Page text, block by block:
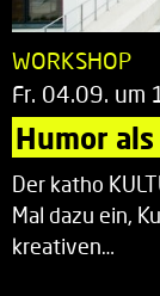
WORKSHOP
Fr. 04.09. um
Humor
Der katho
Mal dazu ein,
kreativen…